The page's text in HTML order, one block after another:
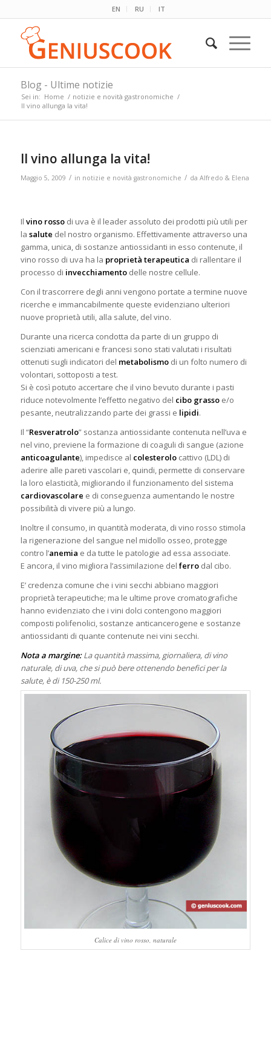
EN RU IT
Blog - Ultime notizie
Sei in: Home / notizie e novità gastronomiche /
Il vino allunga la vita!
Il vino allunga la vita!
Maggio 5, 2009 / in notizie e novità gastronomiche / da Alfredo & Elena
Il vino rossodi uva è il leader assoluto dei prodotti più utili per
la salute del nostro organismo. Effettivamente attraverso una
gamma, unica, di sostanze antiossidanti in esso contenute, il
vino rosso di uva ha la proprietà terapeutica di rallentare il
processo di invecchiamentodelle nostre cellule.
Con il trascorrere degli anni vengono portate a termine nuove
ricerche e immancabilmente queste evidenziano ulteriori
nuove proprietà utili, alla salute, del vino.
Durante una ricerca condotta da parte di un gruppo di
scienziati americani e francesi sono stati valutati i risultati
ottenuti sugli indicatori del metabolismodi un folto numero di
volontari, sottoposti a test.
Si è così potuto accertare che il vino bevuto durante i pasti
riduce notevolmente l’effetto negativo del cibo grassoe/o
pesante, neutralizzando parte dei grassi e lipidi.
Il “Resveratrolo” sostanza antiossidante contenuta nell’uva e
nel vino, previene la formazione di coaguli di sangue (azione
anticoagulante), impedisce al colesterolocattivo (LDL) di
aderire alle pareti vascolari e, quindi, permette di conservare
la loro elasticità, migliorando il funzionamento del sistema
cardiovascolare e di conseguenza aumentando le nostre
possibilità di vivere più a lungo.
Inoltre il consumo, in quantità moderata, di vino rosso stimola
la rigenerazione del sangue nel midollo osseo, protegge
contro l’anemia e da tutte le patologie ad essa associate.
E ancora, il vino migliora l’assimilazione del ferrodal cibo.
E’ credenza comune che i vini secchi abbiano maggiori
proprietà terapeutiche; ma le ultime prove cromatografiche
hanno evidenziato che i vini dolci contengono maggiori
composti polifenolici, sostanze anticancerogene e sostanze
antiossidanti di quante contenute nei vini secchi.
Nota a margine:La quantità massima, giornaliera, di vino
naturale, di uva, che si può bere ottenendo benefici per la
salute, è di 150-250 ml.
Calice di vino rosso, naturale